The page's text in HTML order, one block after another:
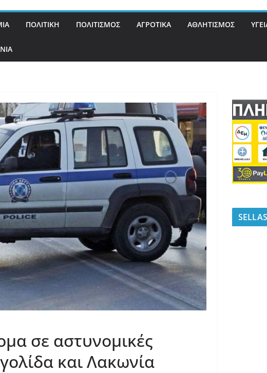
ΠΟΛΙΤΙΚΗ ΠΟΛΙΤΙΣΜΟΣ ΑΓΡΟΤΙΚΑ ΑΘΛΗΤΙΣΜΟΣ
σε αστυνομικές
και Λακωνία